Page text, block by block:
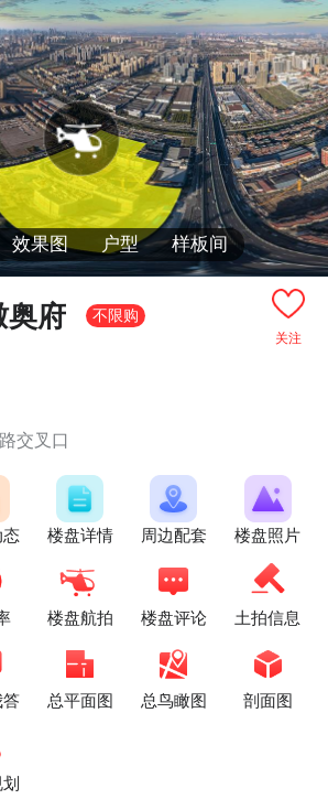
效果图 户型 样板间
关注
奥府 不限购
交叉口
态 楼盘详情 周边配套 楼盘照片
楼盘航拍 楼盘评论 土拍信息
答 总平面图 总鸟瞰图 剖面图